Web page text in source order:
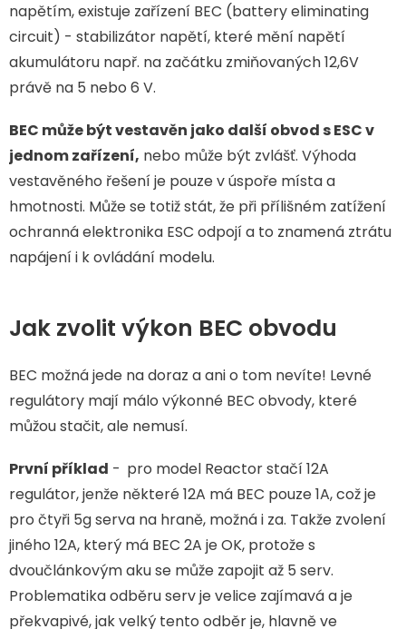
napětím, existuje zařízení BEC (battery eliminating
circuit) - stabilizátor napětí, které mění napětí
akumulátoru např. na začátku zmiňovaných 12,6V
právě na 5 nebo 6 V.
BEC může být vestavěn jako další obvod s ESC v
jednom zařízení, nebo může být zvlášť. Výhoda
vestavěného řešení je pouze v úspoře místa a
hmotnosti. Může se totiž stát, že při přílišném zatížení
ochranná elektronika ESC odpojí a to znamená ztrátu
napájení i k ovládání modelu.
Jak zvolit výkon BEC obvodu
BEC možná jede na doraz a ani o tom nevíte! Levné
regulátory mají málo výkonné BEC obvody, které
můžou stačit, ale nemusí.
První příklad - pro model Reactor stačí 12A
regulátor, jenže některé 12A má BEC pouze 1A, což je
pro čtyři 5g serva na hraně, možná i za. Takže zvolení
jiného 12A, který má BEC 2A je OK, protože s
dvoučlánkovým aku se může zapojit až 5 serv.
Problematika odběru serv je velice zajímavá a je
překvapivé, jak velký tento odběr je, hlavně ve